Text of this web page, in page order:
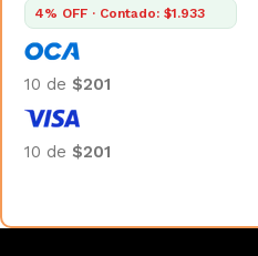
4% OFF · Contado: $1.933
10 de $201
10 de $201